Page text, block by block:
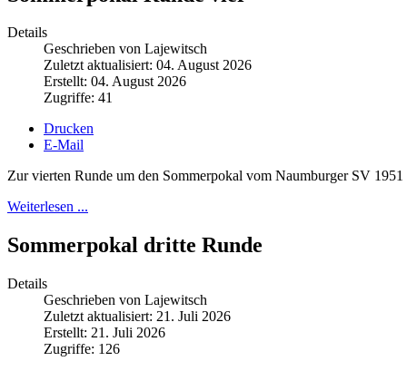
Details
Geschrieben von Lajewitsch
Zuletzt aktualisiert: 04. August 2026
Erstellt: 04. August 2026
Zugriffe: 41
Drucken
E-Mail
Zur vierten Runde um den Sommerpokal vom Naumburger SV
Weiterlesen ...
Sommerpokal dritte Runde
Details
Geschrieben von Lajewitsch
Zuletzt aktualisiert: 21. Juli 2026
Erstellt: 21. Juli 2026
Zugriffe: 126